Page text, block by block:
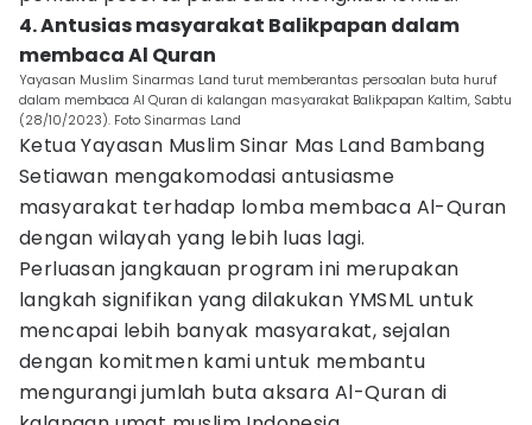
4. Antusias masyarakat Balikpapan dalam
membaca Al Quran
Yayasan Muslim Sinarmas Land turut memberantas persoalan buta huruf
dalam membaca Al Quran di kalangan masyarakat Balikpapan Kaltim, Sabtu
(28/10/2023). Foto Sinarmas Land
Ketua Yayasan Muslim Sinar Mas Land Bambang
Setiawan mengakomodasi antusiasme
masyarakat terhadap lomba membaca Al-Quran
dengan wilayah yang lebih luas lagi.
Perluasan jangkauan program ini merupakan
langkah signifikan yang dilakukan YMSML untuk
mencapai lebih banyak masyarakat, sejalan
dengan komitmen kami untuk membantu
mengurangi jumlah buta aksara Al-Quran di